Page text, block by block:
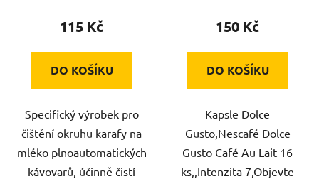
115 Kč
DO KOŠÍKU
Specifický výrobek pro
čištění okruhu karafy na
mléko plnoautomatických
kávovarů, účinně čistí
150 Kč
DO KOŠÍKU
Kapsle Dolce
Gusto,Nescafé Dolce
Gusto Café Au Lait 16
ks,,Intenzita 7,Objevte